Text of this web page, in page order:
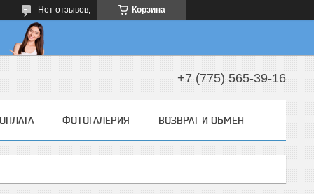
Корзина
Нет отзывов,
+7 (775) 565-39-16
ФОТОГАЛЕРИЯ ВОЗВРАТ И ОБМЕН